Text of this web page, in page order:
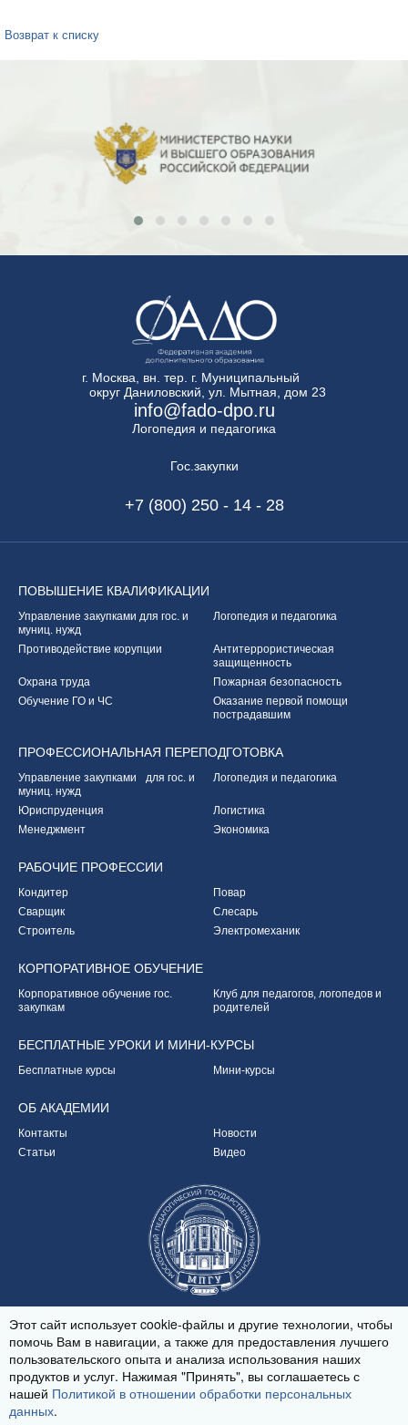
Возврат к списку
г. Москва, вн. тер. г. Муниципальный
округ Даниловский, ул. Мытная, дом 23
info@fado-dpo.ru
Логопедия и педагогика
Гос.закупки
+7 (800) 250 - 14 - 28
ПОВЫШЕНИЕ КВАЛИФИКАЦИИ
Управление закупками для гос. и
муниц. нужд
Логопедия и педагогика
Противодействие корупции
Антитеррористическая
защищенность
Охрана труда
Пожарная безопасность
Обучение ГО и ЧС
Оказание первой помощи
пострадавшим
ПРОФЕССИОНАЛЬНАЯ ПЕРЕПОДГОТОВКА
Управление закупками для гос. и
муниц. нужд
Логопедия и педагогика
Юриспруденция
Логистика
Менеджмент
Экономика
РАБОЧИЕ ПРОФЕССИИ
Кондитер
Повар
Сварщик
Слесарь
Строитель
Электромеханик
КОРПОРАТИВНОЕ ОБУЧЕНИЕ
Корпоративное обучение гос.
закупкам
Клуб для педагогов, логопедов и
родителей
БЕСПЛАТНЫЕ УРОКИ И МИНИ-КУРСЫ
Бесплатные курсы Мини-курсы
ОБ АКАДЕМИИ
Контакты
Новости
Статьи
Видео
© 2020-2026
Политика обработки персональных данных
Этот сайт использует cookie-файлы и другие технологии, чтобы
помочь Вам в навигации, а также для предоставления лучшего
пользовательского опыта и анализа использования наших
продуктов и услуг. Нажимая "Принять", вы соглашаетесь с
нашей Политикой в отношении обработки персональных
данных.